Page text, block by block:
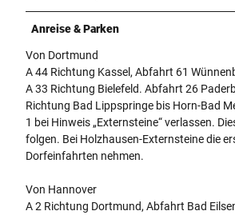
Anreise & Parken
Von Dortmund
A 44 Richtung Kassel, Abfahrt 61
A 33 Richtung Bielefeld. Abfahrt 26
Richtung Bad Lippspringe bis Horn-Bad
1 bei Hinweis „Externsteine“ verlassen.
folgen. Bei Holzhausen-Externsteine die
Dorfeinfahrten nehmen.
Von Hannover
A 2 Richtung Dortmund, Abfahrt Bad